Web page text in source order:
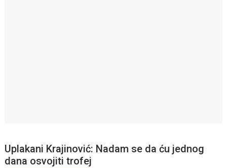
Uplakani Krajinović: Nadam se da ću jednog
dana osvojiti trofej